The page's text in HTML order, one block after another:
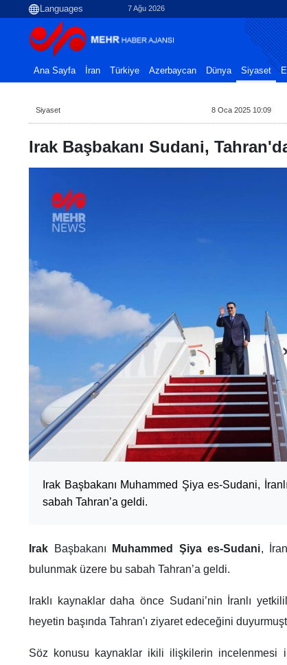
7 Ağu 2026
Ana Sayfa İran Türkiye Azerbaycan Dünya Siyaset
Siyaset 8 Oca 2025 10:09
Irak Başbakanı Sudani,
Irak Başbakanı Muhammed Şiya es-Sudani,
sabah Tahran’a geldi.
Irak Başbakanı Muhammed Şiya es-Sudani,
bulunmak üzere bu sabah Tahran’a geldi.
Iraklı kaynaklar daha önce Sudani’nin İranlı
heyetin başında Tahran'ı ziyaret edeceğini
Söz konusu kaynaklar ikili ilişkilerin incelenmesi